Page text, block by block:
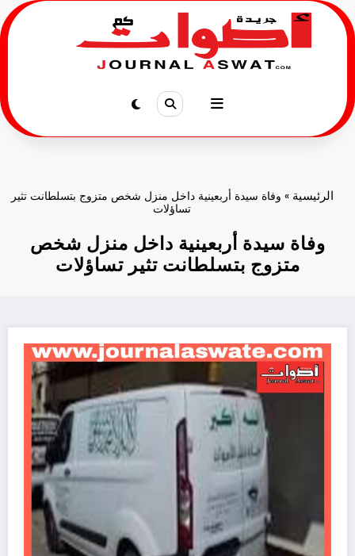
التجاوز
إلى
المحتوى
الرئيسية » وفاة سيدة أربعينية داخل منزل شخص متزوج بتسلطانت تثير
تساؤلات
وفاة سيدة أربعينية داخل منزل شخص
متزوج بتسلطانت تثير تساؤلات